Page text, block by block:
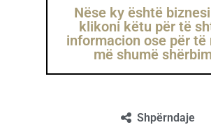
Nëse ky është
klikoni këtu për të
informacion ose për të
më shumë
Shpërndaje